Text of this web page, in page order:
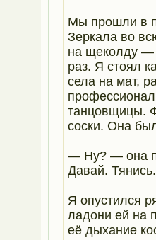
Мы прошли в
Зеркала во
на щеколду —
раз. Я стоял
села на мат,
танцовщицы.
соски. Она
— Ну? — она
Давай. Тянись.
Я опустился
ладони ей на
её дыхание